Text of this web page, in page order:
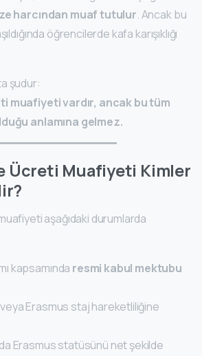
harcından muaf tutulur. Ancak bu
öğrencilerde kafa karışıklığı
şudur:
muafiyeti vardır, ancak bu tüm
anlamına gelmez.
Ücreti Muafiyeti Kimler
aşağıdaki durumlarda
kapsamında resmi kabul mektubu
Erasmus staj hareketliliğine
Erasmus statüsünü net şekilde